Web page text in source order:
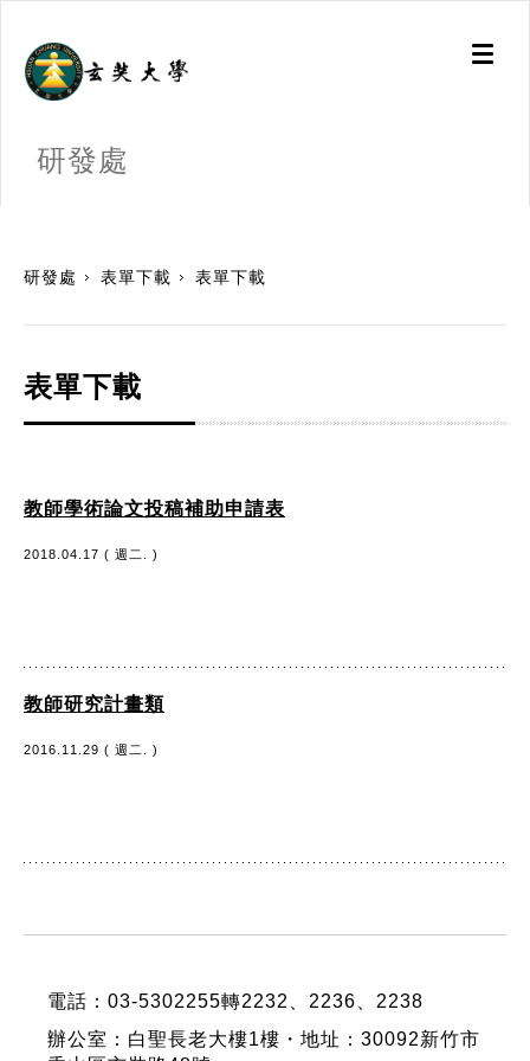
Toggle
研發處
研發處 表單下載 表單下載
表單下載
教師學術論文投稿補助申請表
2018.04.17 ( 週二. )
教師研究計畫類
2016.11.29 ( 週二. )
電話：03-5302255轉2232、2236、2238
辦公室：白聖長老大樓1樓・地址：30092新竹市